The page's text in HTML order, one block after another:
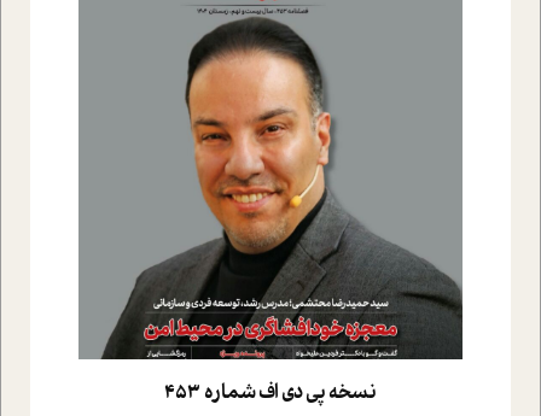
نسخه پي دي اف شماره 453